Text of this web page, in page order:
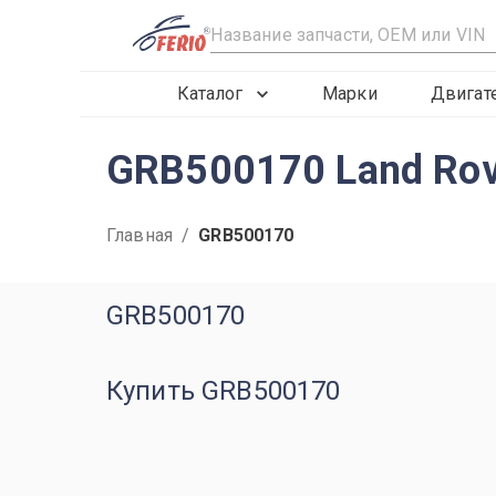
R
Каталог Марки
GRB500170 Land
Главная / GRB500170
GRB500170
Купить GRB500170